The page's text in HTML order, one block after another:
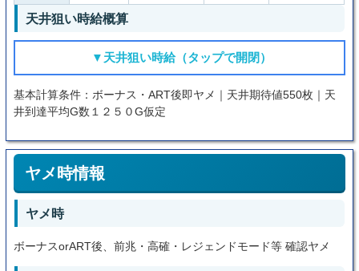
天井狙い時給概算
▼天井狙い時給（タップで開閉）
基本計算条件：ボーナス・ART後即ヤメ｜天井期待値550枚｜天
井到達平均G数１２５０G仮定
ヤメ時情報
ヤメ時
ボーナスorART後、前兆・高確・レジェンドモード等 確認ヤメ